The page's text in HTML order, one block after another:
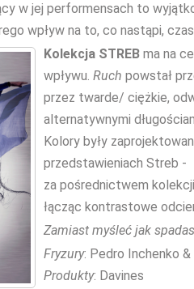
w jej performensach to
wpływ na to, co nastąpi,
Kolekcja STREB ma na
wpływu. Ruch powstał
przez twarde/ ciężkie,
alternatywnymi
Kolory były
przedstawieniach Streb -
za pośrednictwem
łącząc kontrastowe
Zamiast myśleć jak
Fryzury: Pedro Inchenko
Produkty: Davines